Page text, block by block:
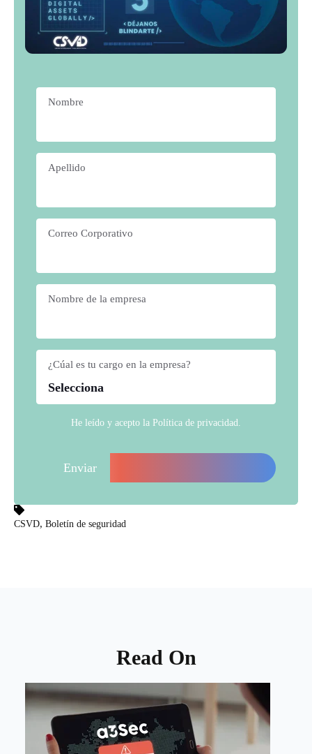
Nombre
Apellido
Correo Corporativo
Nombre de la empresa
¿Cúal es tu cargo en la empresa?
He leído y acepto la Política de privacidad
CSVD, Boletín de seguridad
Read On